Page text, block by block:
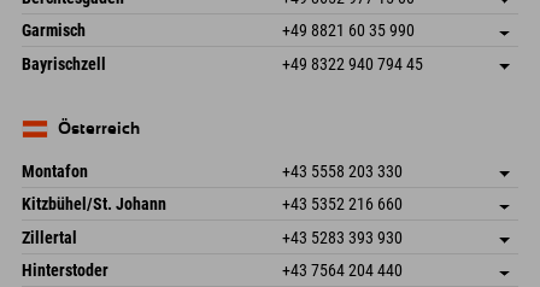
87484 Nesselwang im Allgäu
Deutschland
Anreiseinfos
Buchen
Hofreitstr. 7
Deutschland
Adresse speichern
Buchen
Garmisch +49 8821 60 35 990
Frickenstraße 22
82490 Farchant
Adresse speichern
Anreiseinfos
Bayrischzell +49 8322 940 794 45
Deutschland
Österreich
Montafon +43 5558 203 330
Dorfstr. 127b
6793 Gaschurn/Montafon
Österreich
Adresse speichern
Buchen
Kitzbühel/St. Johann +43 5352 216 660
Speckbacherstraße 87
6380 St. Johann in Tirol
Österreich
Adresse speichern
Anreiseinfos
Buchen
Zillertal +43 5283 393 930
Schmiedau 2
Adresse speichern
Hinterstoder +43 7564 204 440